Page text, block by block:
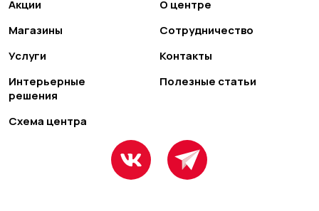
Акции
Магазины
Услуги
Интерьерные
решения
Схема центра
О центре
Сотрудничество
Контакты
Полезные статьи